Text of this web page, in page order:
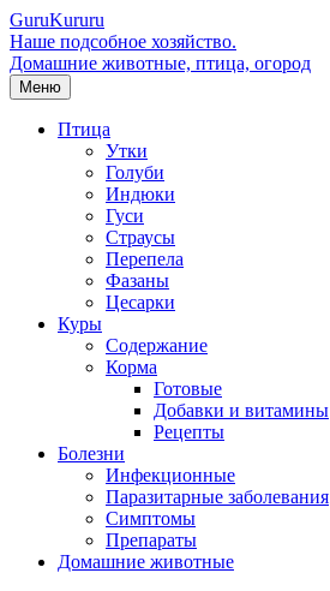
GuruKururu
Наше подсобное хозяйство.
Домашние животные, птица, огород
Меню
Птица
Утки
Голуби
Индюки
Гуси
Страусы
Перепела
Фазаны
Цесарки
Куры
Содержание
Корма
Готовые
Добавки и витамины
Рецепты
Болезни
Инфекционные
Паразитарные заболевания
Симптомы
Препараты
Домашние животные